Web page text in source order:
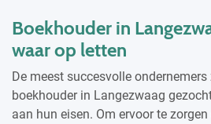
Boekhouder in
waar op letten
De meest succesvolle
boekhouder in Langezwaag
aan hun eisen. Om ervoor te